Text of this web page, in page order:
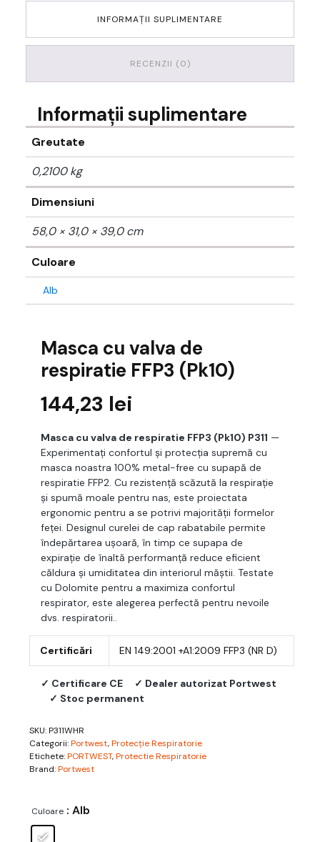
INFORMAȚII SUPLIMENTARE
RECENZII (0)
Informații suplimentare
Greutate
0,2100 kg
Dimensiuni
58,0 × 31,0 × 39,0 cm
Culoare
Alb
Masca cu valva de
respiratie FFP3 (Pk10)
144,23 lei
Masca cu valva de respiratie FFP3 (Pk10) P311 —
Experimentați confortul și protecția supremă cu
masca noastra 100% metal-free cu supapă de
respiratie FFP2. Cu rezistență scăzută la respirație
și spumă moale pentru nas, este proiectata
ergonomic pentru a se potrivi majorității formelor
feței. Designul curelei de cap rabatabile permite
îndepărtarea ușoară, în timp ce supapa de
expirație de înaltă performanță reduce eficient
căldura și umiditatea din interiorul măștii. Testate
cu Dolomite pentru a maximiza confortul
respirator, este alegerea perfectă pentru nevoile
dvs. respiratorii..
Certificări EN 149:2001 +A1:2009 FFP3 (NR D)
✓ Certificare CE
✓ Dealer autorizat Portwest
✓ Stoc permanent
SKU:P311WHR
Categorii:Portwest,Protecție Respiratorie
Etichete:PORTWEST,Protectie Respiratorie
Brand:Portwest
Culoare : Alb